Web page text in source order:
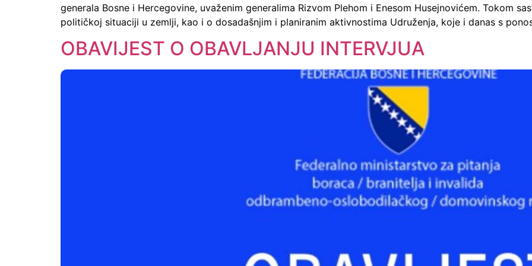
generala Bosne i Hercegovine, uvaženim generalima Rizvom Plehom i Enesom Husejnovićem. Tokom
političkoj situaciji u zemlji, kao i o dosadašnjim i planiranim aktivnostima Udruženja, koje i danas s
OBAVIJEST O OBAVLJANJU INTERVJUA